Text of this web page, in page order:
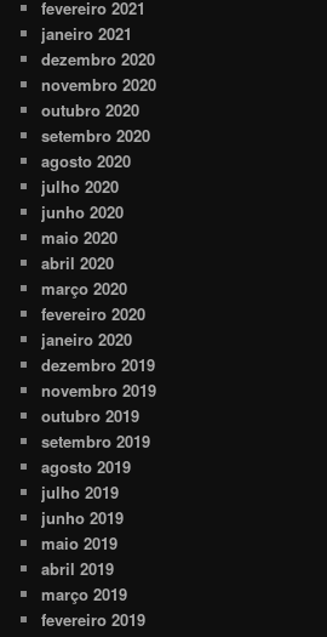
fevereiro 2021
janeiro 2021
dezembro 2020
novembro 2020
outubro 2020
setembro 2020
agosto 2020
julho 2020
junho 2020
maio 2020
abril 2020
março 2020
fevereiro 2020
janeiro 2020
dezembro 2019
novembro 2019
outubro 2019
setembro 2019
agosto 2019
julho 2019
junho 2019
maio 2019
abril 2019
março 2019
fevereiro 2019